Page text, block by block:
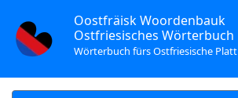
Oostfräisk Woordenbauk
Ostfriesisches Wörterbuch
Wörterbuch fürs Ostfriesische Platt